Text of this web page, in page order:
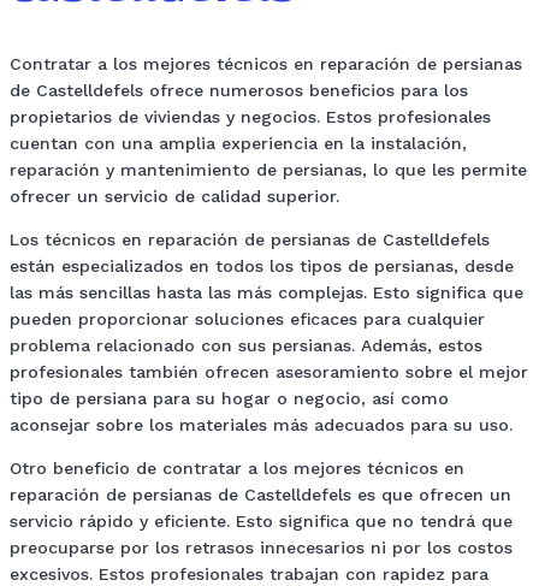
Contratar a los mejores técnicos en reparación de persianas
de Castelldefels ofrece numerosos beneficios para los
propietarios de viviendas y negocios. Estos profesionales
cuentan con una amplia experiencia en la instalación,
reparación y mantenimiento de persianas, lo que les permite
ofrecer un servicio de calidad superior.
Los técnicos en reparación de persianas de Castelldefels
están especializados en todos los tipos de persianas, desde
las más sencillas hasta las más complejas. Esto significa que
pueden proporcionar soluciones eficaces para cualquier
problema relacionado con sus persianas. Además, estos
profesionales también ofrecen asesoramiento sobre el mejor
tipo de persiana para su hogar o negocio, así como
aconsejar sobre los materiales más adecuados para su uso.
Otro beneficio de contratar a los mejores técnicos en
reparación de persianas de Castelldefels es que ofrecen un
servicio rápido y eficiente. Esto significa que no tendrá que
preocuparse por los retrasos innecesarios ni por los costos
excesivos. Estos profesionales trabajan con rapidez para